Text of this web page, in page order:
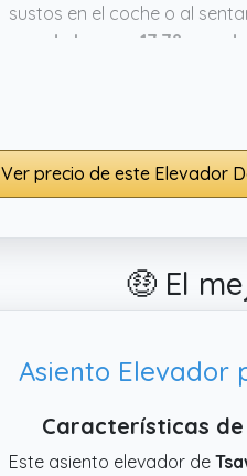
sustos en el coche o al
cms de largo x 17.78 cms de
),da
Ver precio de este Elevador
🤑 El
Asiento Elevador
Características
Este asiento elevador de